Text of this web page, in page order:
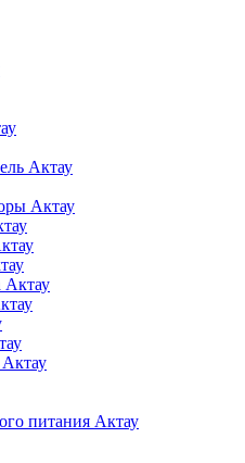
Актау
Актау
Актау
питания Актау